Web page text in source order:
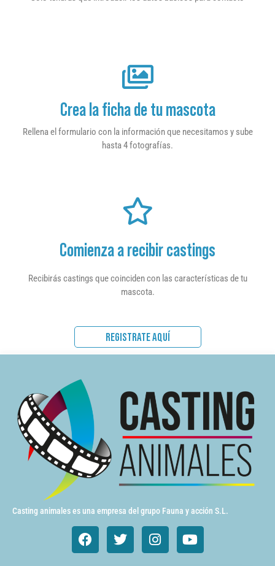
Crea la ficha de tu mascota
Rellena el formulario con la información que necesitamos y sube
hasta 4 fotografías.
Comienza a recibir castings
Recibirás castings que coinciden con las características de tu
mascota.
REGISTRATE AQUÍ
Casting animales es una empresa del grupo Fauna y acción S.L.